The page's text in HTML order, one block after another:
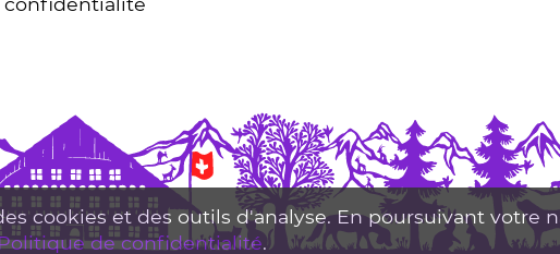
cookies et des outils d'analyse. En poursuivant votre
de confidentialité.